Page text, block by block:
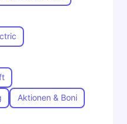
Aktionen & Boni